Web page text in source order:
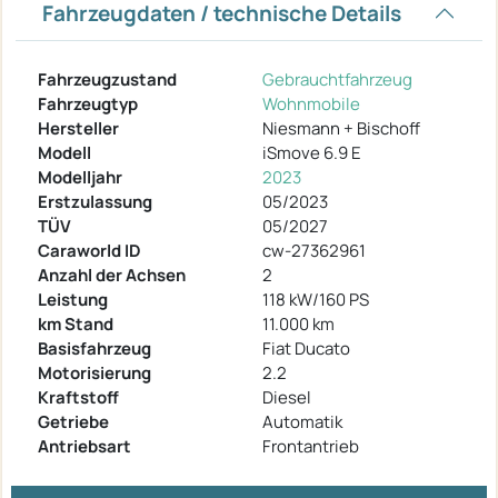
Fahrzeugdaten / technische Details
Fahrzeugzustand
Gebrauchtfahrzeug
Fahrzeugtyp
Wohnmobile
Hersteller
Niesmann + Bischoff
Modell
iSmove 6.9 E
Modelljahr
2023
Erstzulassung
05/2023
TÜV
05/2027
Caraworld ID
cw-27362961
Anzahl der Achsen
2
Leistung
118 kW/160 PS
km Stand
11.000 km
Basisfahrzeug
Fiat Ducato
Motorisierung
2.2
Kraftstoff
Diesel
Getriebe
Automatik
Antriebsart
Frontantrieb